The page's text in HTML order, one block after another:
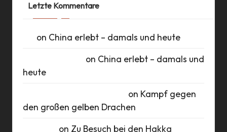
Letzte Kommentare
on China erlebt – damals und heute
on China erlebt – damals und
heute
on Kampf gegen
den großen gelben Drachen
on Zu Besuch bei den Hakka